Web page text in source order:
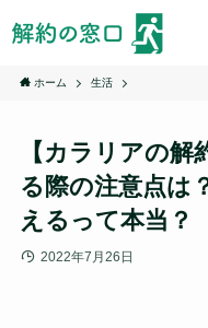
ホーム 生活
【カラリアの解
る際の注意点は
えるって本当？
2022年7月26日